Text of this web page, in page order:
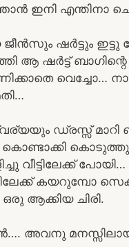
ഇനി എന്തിനാ
ഷർട്ടും ഇട്ടു
ആ ഷർട്ട്‌
വെച്ചോ…
ഡ്രസ്സ്‌ മാറി
കൊണ്ടാക്കി
വീട്ടിലേക്ക്
കയറുമ്പോ
ആക്കിയ ചിരി.
അവനു